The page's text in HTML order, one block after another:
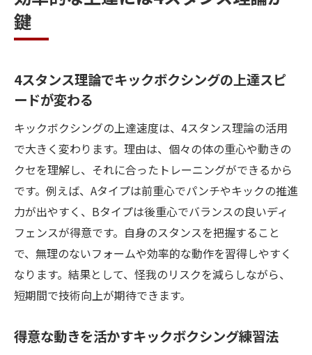
鍵
4スタンス理論でキックボクシングの上達スピ
ードが変わる
キックボクシングの上達速度は、4スタンス理論の活用
で大きく変わります。理由は、個々の体の重心や動きの
クセを理解し、それに合ったトレーニングができるから
です。例えば、Aタイプは前重心でパンチやキックの推進
力が出やすく、Bタイプは後重心でバランスの良いディ
フェンスが得意です。自身のスタンスを把握すること
で、無理のないフォームや効率的な動作を習得しやすく
なります。結果として、怪我のリスクを減らしながら、
短期間で技術向上が期待できます。
得意な動きを活かすキックボクシング練習法